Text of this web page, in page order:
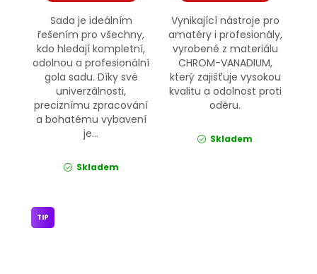
Sada je ideálním
řešením pro všechny,
kdo hledají kompletní,
odolnou a profesionální
gola sadu. Díky své
univerzálnosti,
preciznímu zpracování
a bohatému vybavení
je...
Skladem
Vynikající nástroje pro
amatéry i profesionály,
vyrobené z materiálu
CHROM-VANADIUM,
který zajišťuje vysokou
kvalitu a odolnost proti
oděru.
Skladem
TIP